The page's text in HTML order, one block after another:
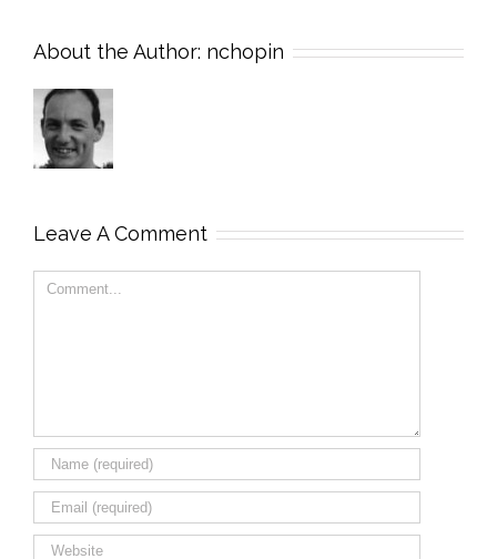
About the Author: nchopin
Leave A Comment
Comment